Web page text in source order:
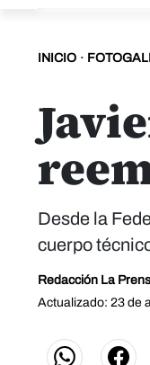
INICIO ·
Desde la
cuerpo
Redacción La
Actualizado: 23 de